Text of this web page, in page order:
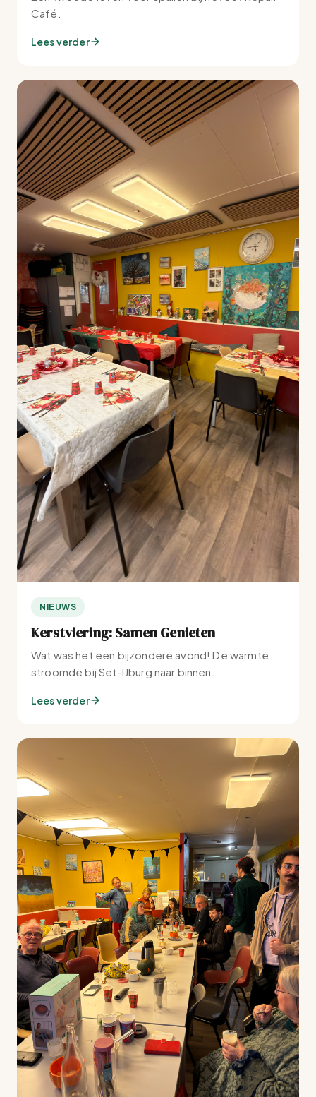
Café.
Lees verder
NIEUWS
Kerstviering: Samen Genieten
Wat was het een bijzondere avond! De warmte
stroomde bij Set-IJburg naar binnen.
Lees verder